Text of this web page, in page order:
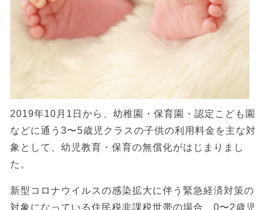
2019年10月1日から、幼稚園・保育園・認定こども園
などに通う3〜5歳児クラスの子供の利用料金を主な対
象として、幼児教育・保育の無償化がはじまりまし
た。
新型コロナウイルスの感染拡大に伴う緊急経済対策の
対象になっている住民税非課税世帯の場合、0〜2歳児